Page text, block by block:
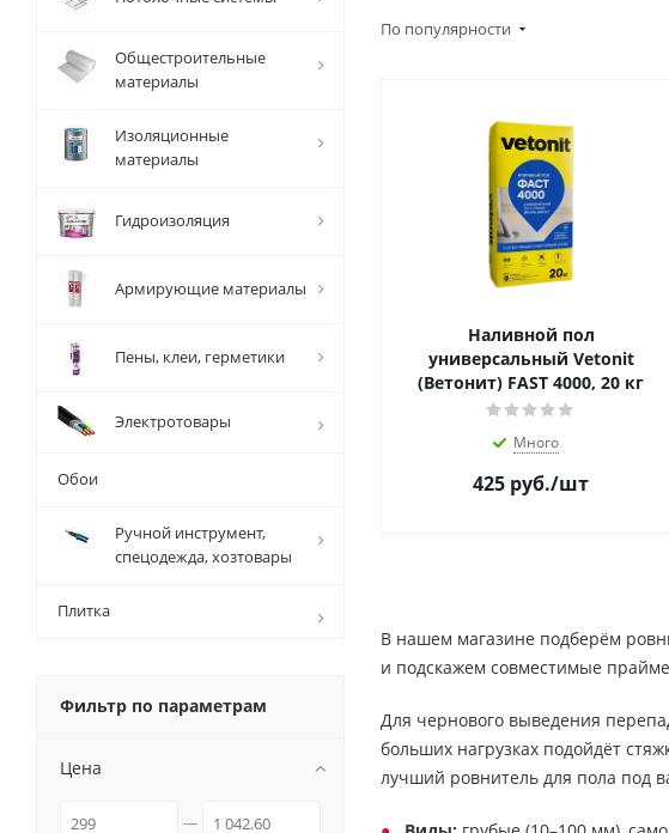
По популярности
Наливной пол
универсальный Vetonit
(Ветонит) FAST 4000, 20 кг
Много
425 руб./шт
В нашем магазине подберём
и подскажем совместимые
Для чернового выведения
больших нагрузках подойдёт
лучший ровнитель для пола под
Общестроительные
материалы
Изоляционные
материалы
Гидроизоляция
Армирующие материалы
Пены, клеи, герметики
Электротовары
Обои
Ручной инструмент,
спецодежда, хозтовары
Плитка
Фильтр по параметрам
Цена